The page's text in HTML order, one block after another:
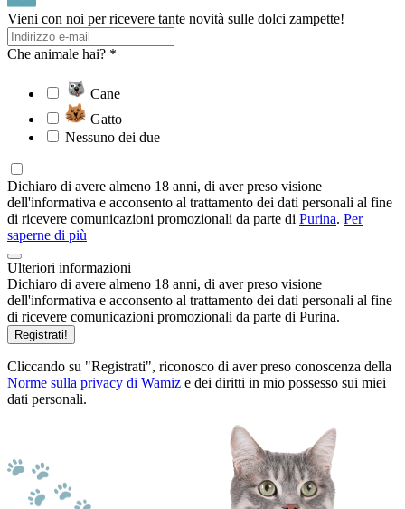
Vieni con noi per ricevere tante novità sulle dolci zampette!
Che animale hai? *
Cane
Gatto
Nessuno dei due
Dichiaro di avere almeno 18 anni, di aver preso visione
dell'informativa e acconsento al trattamento dei dati personali al fine
di ricevere comunicazioni promozionali da parte di Purina. Per
saperne di più
Ulteriori informazioni
Dichiaro di avere almeno 18 anni, di aver preso visione
dell'informativa e acconsento al trattamento dei dati personali al fine
di ricevere comunicazioni promozionali da parte di Purina.
Registrati!
Cliccando su "Registrati", riconosco di aver preso conoscenza della
Norme sulla privacy di Wamiz e dei diritti in mio possesso sui miei
dati personali.